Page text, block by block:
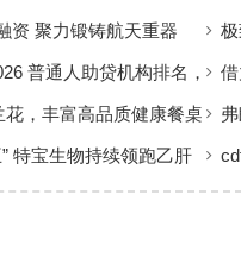
资 聚力锻铸航天重器
普通人助贷机构排名，
，丰富高品质健康餐桌
特宝生物持续领跑乙肝